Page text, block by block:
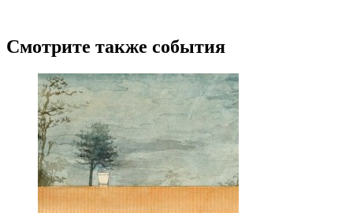
Смотрите также события